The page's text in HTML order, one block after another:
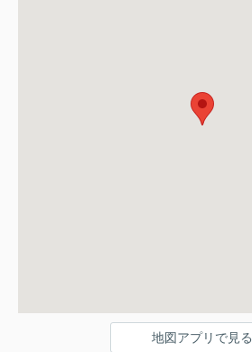
地図アプリで見る